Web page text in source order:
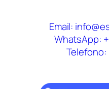
Email:
WhatsApp:
Telefono: